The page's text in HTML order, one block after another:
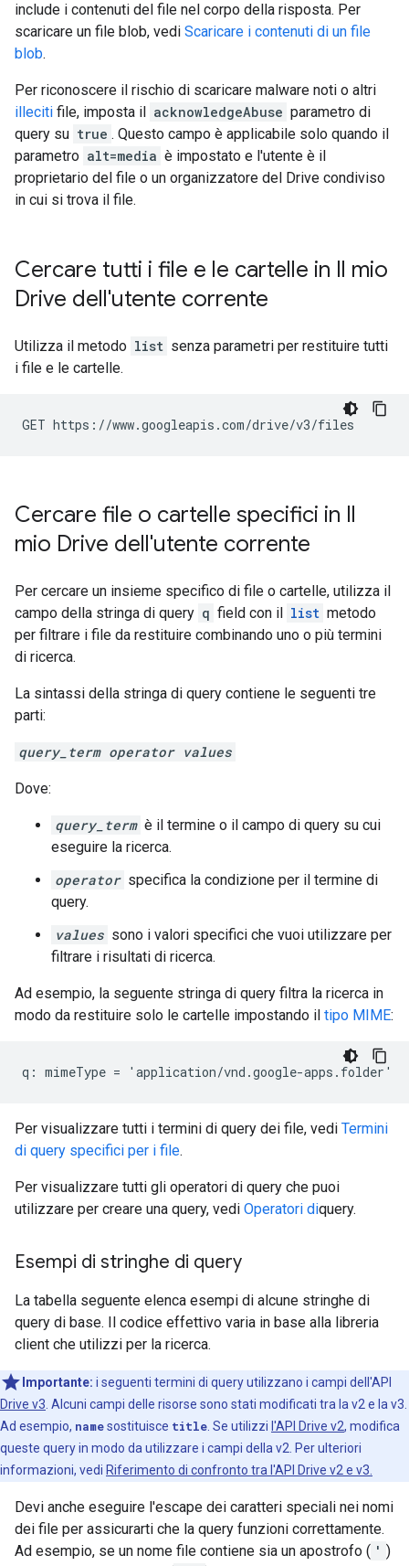
include i contenuti del file nel corpo della risposta. Per
scaricare un file blob, vedi Scaricare i contenuti di un file
blob.
Per riconoscere il rischio di scaricare malware noti o altri
illeciti file, imposta il acknowledgeAbuse parametro di
query su true . Questo campo è applicabile solo quando il
parametro alt=media è impostato e l'utente è il
proprietario del file o un organizzatore del Drive condiviso
in cui si trova il file.
Cercare tutti i file e le cartelle in Il mio
Drive dell'utente corrente
Utilizza il metodo list senza parametri per restituire tutti
i file e le cartelle.
Cercare file o cartelle specifici in Il
mio Drive dell'utente corrente
Per cercare un insieme specifico di file o cartelle, utilizza il
campo della stringa di query q field con il list metodo
per filtrare i file da restituire combinando uno o più termini
di ricerca.
La sintassi della stringa di query contiene le seguenti tre
parti:
query_term operator values
Dove:
query_term è il termine o il campo di query su cui
eseguire la ricerca.
operator specifica la condizione per il termine di
query.
values sono i valori specifici che vuoi utilizzare per
filtrare i risultati di ricerca.
Ad esempio, la seguente stringa di query filtra la ricerca in
modo da restituire solo le cartelle impostando il tipo MIME:
Per visualizzare tutti i termini di query dei file, vedi Termini
di query specifici per i file.
Per visualizzare tutti gli operatori di query che puoi
utilizzare per creare una query, vedi Operatori diquery.
Esempi di stringhe di query
La tabella seguente elenca esempi di alcune stringhe di
query di base. Il codice effettivo varia in base alla libreria
client che utilizzi per la ricerca.
Importante: i seguenti termini di query utilizzano i campi dell'API
Drive v3 . Alcuni campi delle risorse sono stati modificati tra la v2 e la v3.
Ad esempio, namesostituisce title . Se utilizzi l'API Drive v2, modifica
queste query in modo da utilizzare i campi della v2. Per ulteriori
informazioni, vedi Riferimento di confronto tra l'API Drive v2 e v3.
Devi anche eseguire l'escape dei caratteri speciali nei nomi
dei file per assicurarti che la query funzioni correttamente.
Ad esempio, se un nome file contiene sia un apostrofo ( ' )